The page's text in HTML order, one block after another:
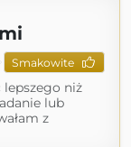
Smakowite
lepszego niż
lub
z